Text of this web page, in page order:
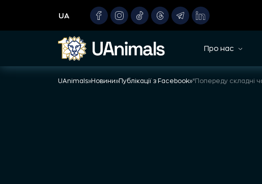
content
UA
Про нас
UAnimals»Новини»Публікації з Facebook»